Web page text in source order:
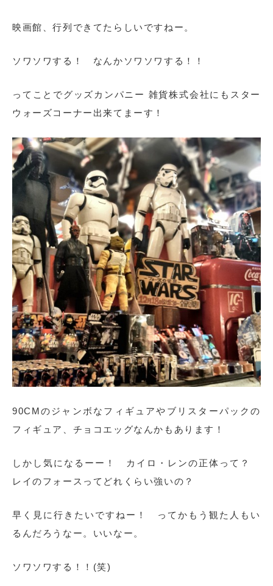
映画館、行列できてたらしいですねー。
ソワソワする！ なんかソワソワする！！
ってことでグッズカンパニー 雑貨株式会社にもスター
ウォーズコーナー出来てまーす！
90CMのジャンボなフィギュアやブリスターパックの
フィギュア、チョコエッグなんかもあります！
しかし気になるーー！ カイロ・レンの正体って？
レイのフォースってどれくらい強いの？
早く見に行きたいですねー！ ってかもう観た人もい
るんだろうなー。いいなー。
ソワソワする！！(笑)